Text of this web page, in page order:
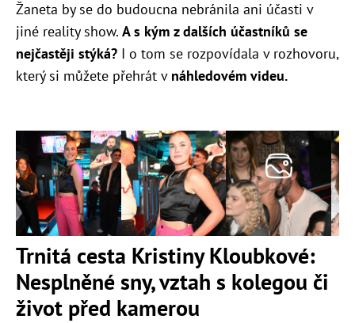
Žaneta by se do budoucna nebránila ani účasti v
jiné reality show. A s kým z dalších účastníků se
nejčastěji stýká? I o tom se rozpovídala v rozhovoru,
který si můžete přehrát v náhledovém videu.
Trnitá cesta Kristiny Kloubkové:
Nesplněné sny, vztah s kolegou či
život před kamerou